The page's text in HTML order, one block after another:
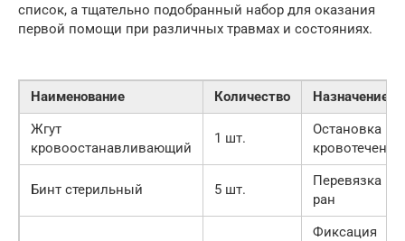
список, а тщательно подобранный набор для оказания
первой помощи при различных травмах и состояниях.
Наименование Количество
Назначение
Жгут
кровоостанавливающий
1 шт.
Остановка
кровотечения
Бинт стерильный 5 шт.
Перевязка
ран
Фиксация